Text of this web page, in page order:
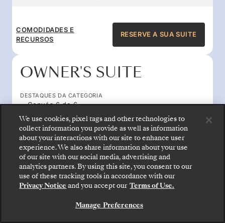
COMODIDADES E
RECURSOS
RESERVE A SUA SUITE
OWNER'S SUITE
DESTAQUES DA CATEGORIA
Convés 6 de 6
Tamanho da suíte 1,722 sq ft
Suíte virada para a popa com vista de 270 graus
Tamanho da varanda 646 sq ft
Sala de jantar e sala de estar amplas
OS PREÇOS COMEÇAM A
ALL-INCLUSIVE PLUS
US$ 72.800
Embarque: escolha sua suíte e confira as tarifas e
os serviços inclusos antes de confirmar com
segurança sua viagem com a Silversea.
RESERVE A SUA SUITE
We use cookies, pixel tags and other technologies to
collect information you provide as well as information
about your interactions with our site to enhance user
experience. We also share information about your use
of our site with our social media, advertising and
analytics partners. By using this site, you consent to our
use of these tracking tools in accordance with our
Privacy Notice and you accept our Terms of Use.
Manage Preferences